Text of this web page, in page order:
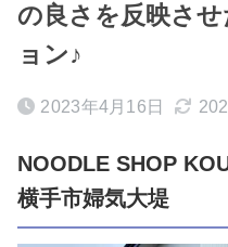
の良さを反映さ
ョン♪
2023年4月16日
NOODLE SHOP
横手市婦気大堤